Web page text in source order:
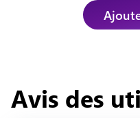
Avis des